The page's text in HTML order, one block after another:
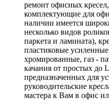
ремонт офисных
комплектующие для
наличии имеется
несколько видов
паркета и ламината),
пластиковые
хромированные, газ -
качания от простых до
предназначенных для
руководительские
мастера к Вам в офис